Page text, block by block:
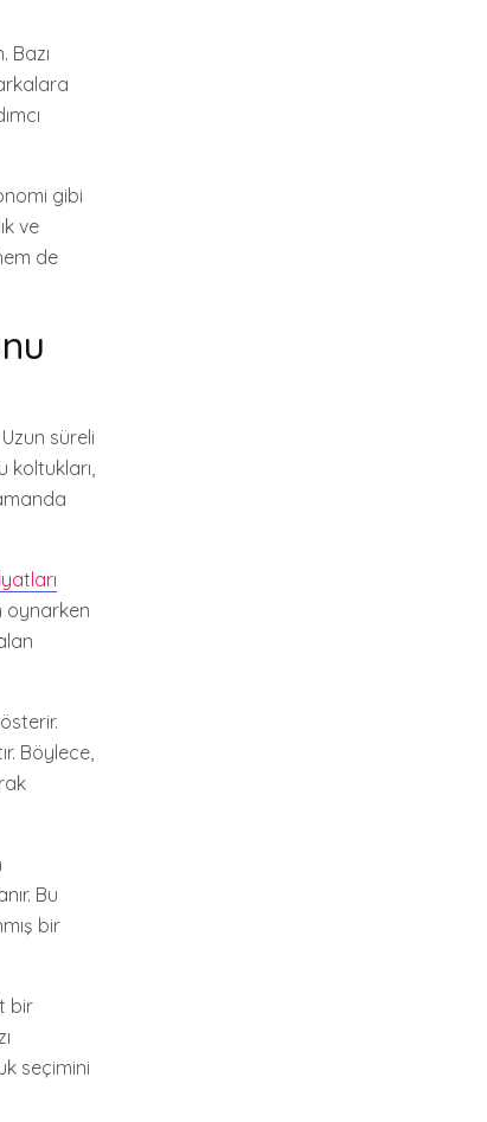
Bazı
gibi
ve
de
süreli
koltukları,
oynarken
Böylece,
Bu
bir
bir
seçimini